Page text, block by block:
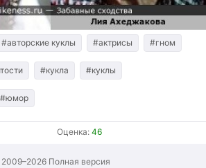
авторизация
#авторские куклы #актрисы #гном
#кукла #куклы
#юмор
Оценка: 46
Полная версия